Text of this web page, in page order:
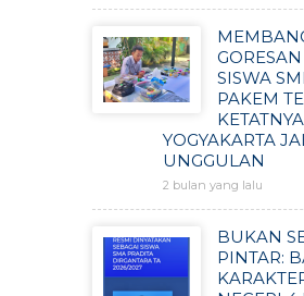
SISWA
PAKEM
YOGYAKARTA
UNGGULAN
2 bulan yang lalu
BUKAN
PINTAR: